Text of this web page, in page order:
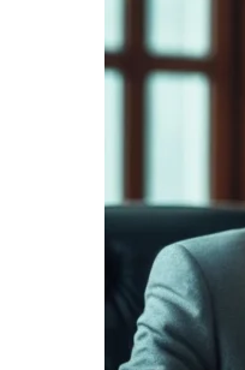
a sua
necessidade.